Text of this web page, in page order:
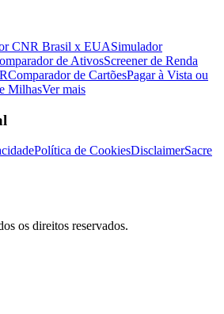
CNR Brasil x EUASimulador
de AtivosScreener de Renda
Comparador de CartõesPagar à Vista ou
MilhasVer mais
Política de CookiesDisclaimerSacre
os direitos reservados.